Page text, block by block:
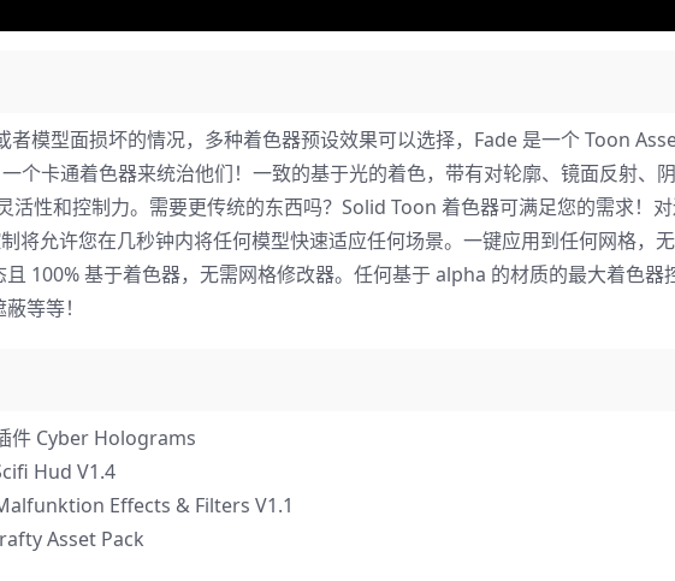
模型面损坏的情况，多种着色器预设效果可以选择，Fade 是一个 Toon
个卡通着色器来统治他们！一致的基于光的着色，带有对轮廓、镜面反射、阴
性和控制力。需要更传统的东西吗？Solid Toon 着色器可满足您的需求！
将允许您在几秒钟内将任何模型快速适应任何场景。一键应用到任何网格，
100% 基于着色器，无需网格修改器。任何基于 alpha 的材质的最大着色器
等等！
件 Cyber Holograms
Hud V1.4
Effects & Filters V1.1
Asset Pack